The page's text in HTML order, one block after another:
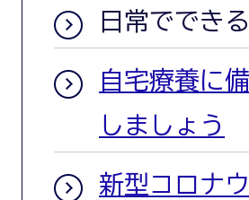
日常ででき
自宅療養に
しましょう
新型コロナ